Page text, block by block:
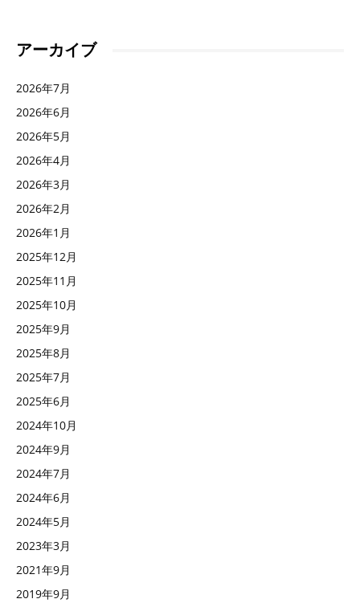
アーカイブ
2026年7月
2026年6月
2026年5月
2026年4月
2026年3月
2026年2月
2026年1月
2025年12月
2025年11月
2025年10月
2025年9月
2025年8月
2025年7月
2025年6月
2024年10月
2024年9月
2024年7月
2024年6月
2024年5月
2023年3月
2021年9月
2019年9月